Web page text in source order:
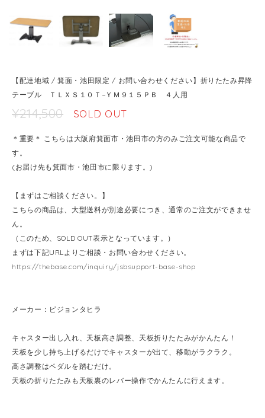
【配達地域 / 箕面・池田限定 / お問い合わせください】折りたたみ昇降
テーブル ＴＬＸＳ１０Ｔ−ＹＭ９１５ＰＢ ４人用
¥214,500 SOLD OUT
＊重要＊ こちらは大阪府箕面市・池田市の方のみご注文可能な商品で
す。
(お届け先も箕面市・池田市に限ります。)
【まずはご相談ください。】
こちらの商品は、大型送料が別途必要につき、通常のご注文ができませ
ん。
（このため、SOLD OUT表示となっています。）
まずは下記URLよりご相談・お問い合わせください。
https://thebase.com/inquiry/jsbsupport-base-shop
メーカー：ピジョンタヒラ
キャスター出し入れ、天板高さ調整、天板折りたたみがかんたん！
天板を少し持ち上げるだけでキャスターが出て、移動がラクラク。
高さ調整はペダルを踏むだけ。
天板の折りたたみも天板裏のレバー操作でかんたんに行えます。